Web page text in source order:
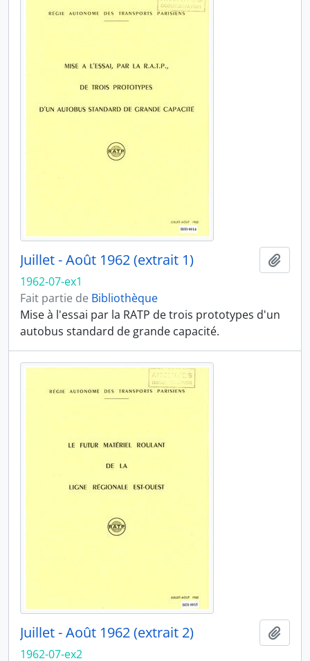
Juillet - Août 1962 (extrait 1)
1962-07-ex1
Fait partie de Bibliothèque
Mise à l'essai par la RATP de trois prototypes d'un
autobus standard de grande capacité.
Juillet - Août 1962 (extrait 2)
1962-07-ex2